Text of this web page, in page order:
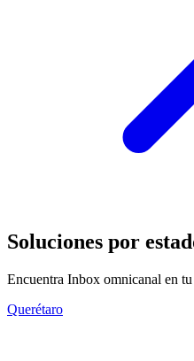
Soluciones por
Encuentra Inbox omnicanal en tu
Querétaro